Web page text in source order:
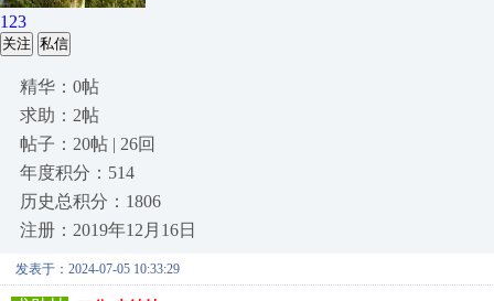
123
关注 私信
精华：0帖
求助：2帖
帖子：20帖 | 26回
年度积分：514
历史总积分：1806
注册：2019年12月16日
发表于：2024-07-05 10:33:29